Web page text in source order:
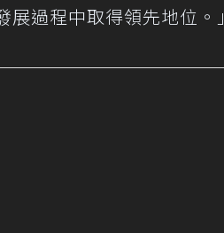
過程中取得領先地位。」